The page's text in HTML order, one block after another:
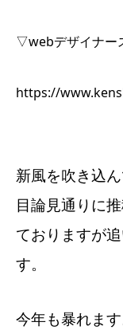
▽webデザイナー
https://
新風を吹き込ん
目論見通りに
ておりますが
す。
今年も暴れま